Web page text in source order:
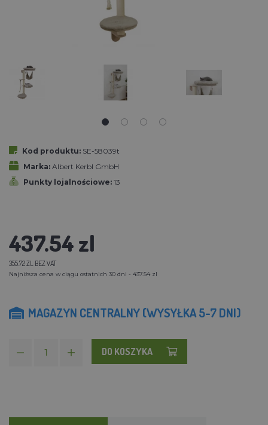
Kod produktu: SE-58039t
Marka: Albert Kerbl GmbH
Punkty lojalnościowe: 13
437.54 zl
355.72 ZL BEZ VAT
Najniższa cena w ciągu ostatnich 30 dni - 437.54 zl
MAGAZYN CENTRALNY (WYSYŁKA 5-7 DNI)
DO KOSZYKA